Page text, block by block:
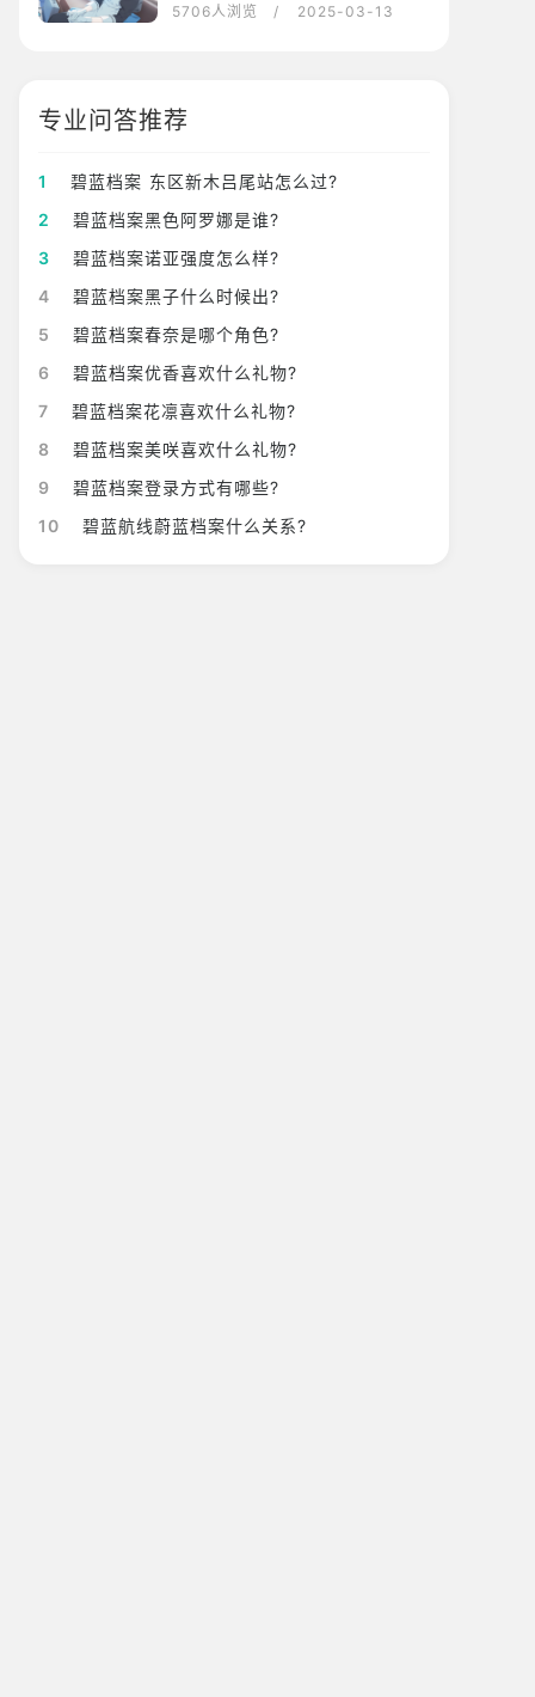
5706人浏览 / 2025-03-13
专业问答推荐
1
碧蓝档案 东区新木吕尾站怎么过?
2
碧蓝档案黑色阿罗娜是谁?
3
碧蓝档案诺亚强度怎么样?
4
碧蓝档案黑子什么时候出?
5
碧蓝档案春奈是哪个角色?
6
碧蓝档案优香喜欢什么礼物?
7
碧蓝档案花凛喜欢什么礼物?
8
碧蓝档案美咲喜欢什么礼物?
9
碧蓝档案登录方式有哪些?
10
碧蓝航线蔚蓝档案什么关系?